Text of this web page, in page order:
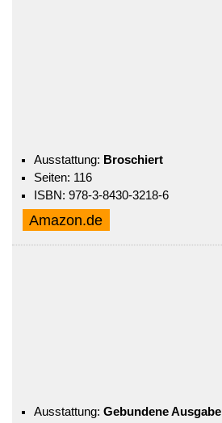
Ausstattung: Broschiert
Seiten: 116
ISBN: 978-3-8430-3218-6
Amazon.de
Ausstattung: Gebundene Ausgabe